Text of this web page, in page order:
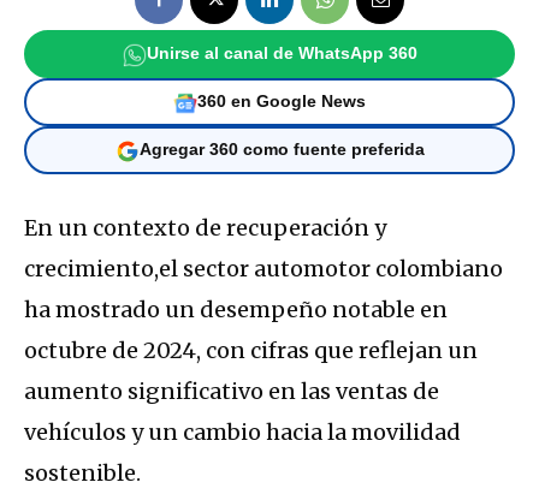
Unirse al canal de WhatsApp 360
360 en Google News
Agregar 360 como fuente preferida
En un contexto de recuperación y
crecimiento,el sector automotor colombiano
ha mostrado un desempeño notable en
octubre de 2024, con cifras que reflejan un
aumento significativo en las ventas de
vehículos y un cambio hacia la movilidad
sostenible.